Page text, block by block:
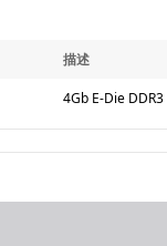
描述
4Gb E-Die DDR3